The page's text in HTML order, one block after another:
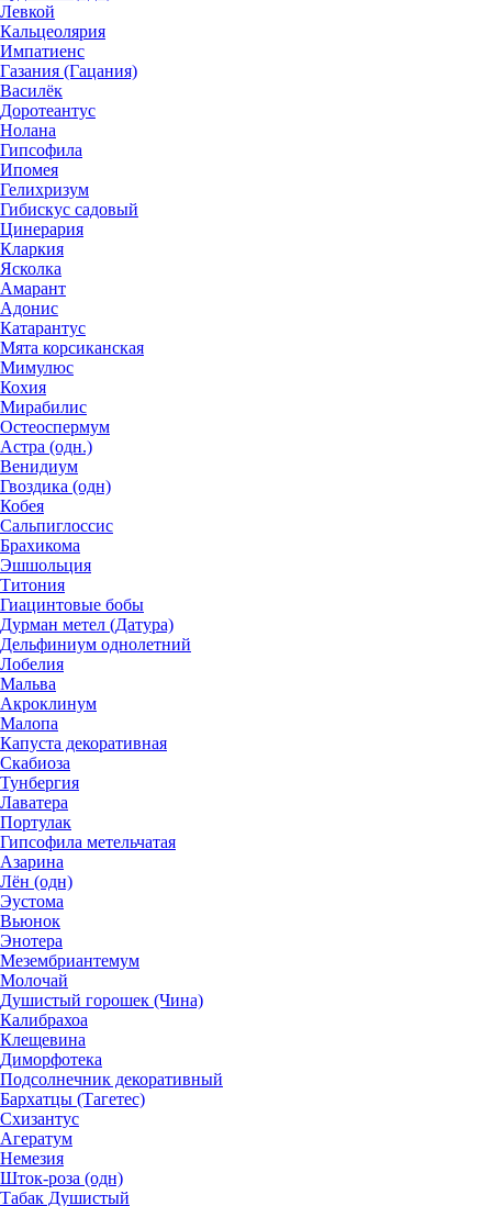
Левкой
Кальцеолярия
Импатиенс
Газания (Гацания)
Василёк
Доротеантус
Нолана
Гипсофила
Ипомея
Гелихризум
Гибискус садовый
Цинерария
Кларкия
Ясколка
Амарант
Адонис
Катарантус
Мята корсиканская
Мимулюс
Кохия
Мирабилис
Остеоспермум
Астра (одн.)
Венидиум
Гвоздика (одн)
Кобея
Сальпиглоссис
Брахикома
Эшшольция
Титония
Гиацинтовые бобы
Дурман метел (Датура)
Дельфиниум однолетний
Лобелия
Мальва
Акроклинум
Малопа
Капуста декоративная
Скабиоза
Тунбергия
Лаватера
Портулак
Гипсофила метельчатая
Азарина
Лён (одн)
Эустома
Вьюнок
Энотера
Мезембриантемум
Молочай
Душистый горошек (Чина)
Калибрахоа
Клещевина
Диморфотека
Подсолнечник декоративный
Бархатцы (Тагетес)
Схизантус
Агератум
Немезия
Шток-роза (одн)
Табак Душистый